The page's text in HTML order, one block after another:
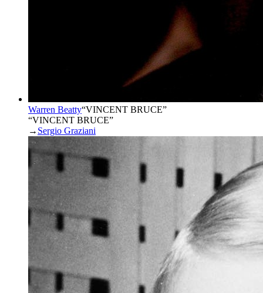
Warren Beatty“VINCENT BRUCE”
“VINCENT BRUCE”
→ Sergio Graziani